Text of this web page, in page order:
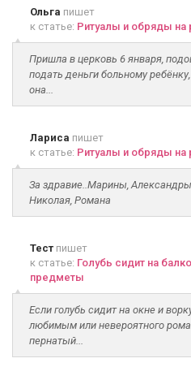
Ольга пишет
к статье: Ритуалы и обряды
Пришла в церковь 6 января,
подать деньги больному
она...
Лариса пишет
к статье: Ритуалы и обряды
За здравие..Марины,
Николая, Романа
Тест пишет
к статье: Голубь сидит на
предметы
Если голубь сидит на окне и
любимым или невероятного
пернатый...